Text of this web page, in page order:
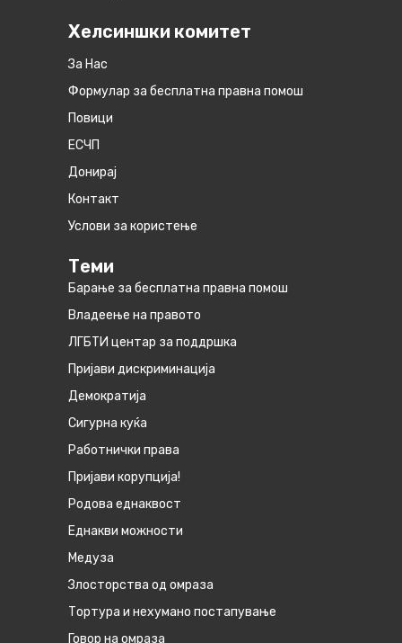
Хелсиншки комитет
За Нас
Формулар за бесплатна правна помош
Повици
ЕСЧП
Донирај
Контакт
Услови за користење
Теми
Барање за бесплатна правна помош
Владеење на правото
ЛГБТИ центар за поддршка
Пријави дискриминација
Демократија
Сигурна куќа
Работнички права
Пријави корупција!
Родова еднаквост
Eднакви можности
Медуза
Злосторства од омраза
Тортура и нехумано постапување
Говор на омраза